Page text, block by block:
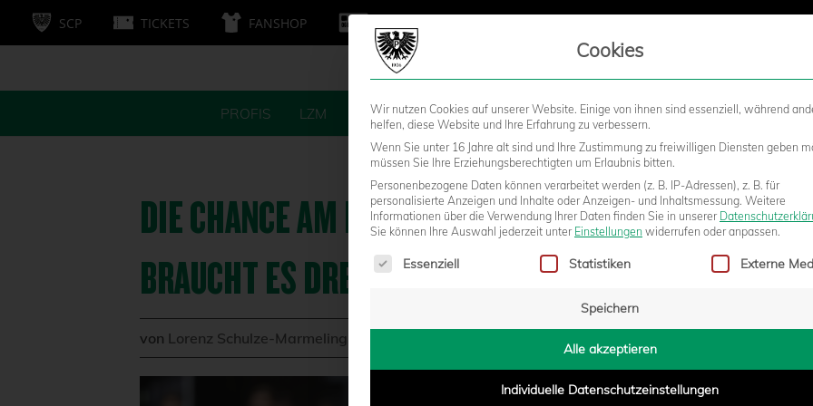
SCP TICKETS FANSHOP
PROFIS LZM FANS STADION BUSINESS KIDS
DIE CHANCE AM LEBEN HALTEN: GEGEN DARMSTADT
BRAUCHT ES DREI PUNKTE
von Lorenz Schulze-Marmeling
Cookies
Wir nutzen Cookies auf unserer Website. Einige von ihnen sind essenziell, während
helfen, diese Website und Ihre Erfahrung zu verbessern.
Wenn Sie unter 16 Jahre alt sind und Ihre Zustimmung zu freiwilligen Diensten geben
müssen Sie Ihre Erziehungsberechtigten um Erlaubnis bitten.
Personenbezogene Daten können verarbeitet werden (z. B. IP-Adressen), z. B. für
personalisierte Anzeigen und Inhalte oder Anzeigen- und Inhaltsmessung. Weitere
Informationen über die Verwendung Ihrer Daten finden Sie in unserer
Sie können Ihre Auswahl jederzeit unter Einstellungen widerrufen oder anpassen.
Es folgt eine Liste der Service-Gruppen, für die eine Einwilligung erteilt
Essenziell Statistiken Externe
Speichern
Alle akzeptieren
Individuelle Datenschutzeinstellungen